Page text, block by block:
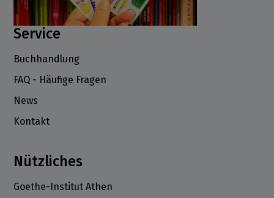
Service
Buchhandlung
FAQ - Häufige Fragen
News
Kontakt
Nützliches
Goethe-Institut Athen